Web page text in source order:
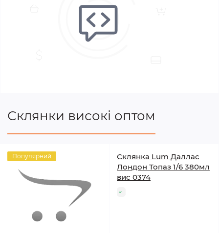
Склянки високі оптом
Популярний
Склянка Lum Даллас
Лондон Топаз 1/6 380мл
вис 0374